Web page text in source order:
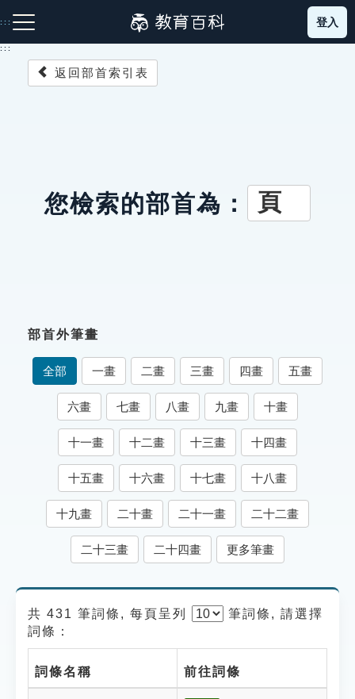
到
主
:::
成語故事
索引選單
知識索引
單字索引
生命大百科索引
遊戲專區
貓頭鷹博士
登入
:::
返回部首索引表
您檢索的部首為： 頁
部首外筆畫
全部 一畫 二畫 三畫 四畫 五畫
六畫 七畫 八畫 九畫 十畫
十一畫 十二畫 十三畫 十四畫
十五畫 十六畫 十七畫 十八畫
十九畫 二十畫 二十一畫 二十二畫
二十三畫 二十四畫 更多筆畫
共 431 筆詞條, 每頁呈列 筆詞條, 請選擇
詞條：
詞條名稱 前往詞條